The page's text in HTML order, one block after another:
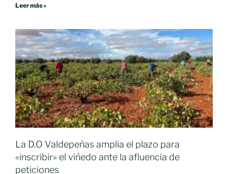
Leer más »
La D.O Valdepeñas amplia el plazo para
«inscribir» el viñedo ante la afluencia de
peticiones